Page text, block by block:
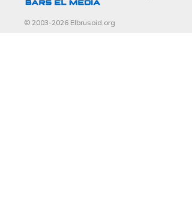
© 2003-2026 Elbrusoid.org